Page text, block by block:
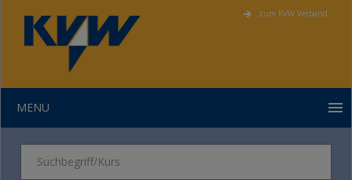
zum KVW Verband
MENU